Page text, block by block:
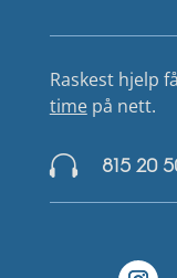
Raskest hjelp
timepå nett.
 815 20